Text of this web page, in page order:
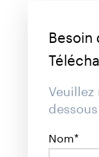
Besoin
Nom*